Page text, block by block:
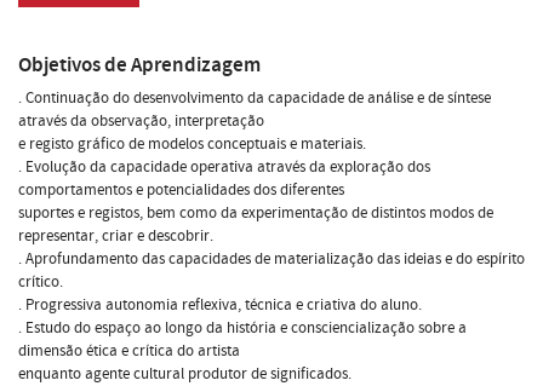
Objetivos de Aprendizagem
. Continuação do desenvolvimento da capacidade de análise e de síntese
através da observação, interpretação
e registo gráfico de modelos conceptuais e materiais.
. Evolução da capacidade operativa através da exploração dos
comportamentos e potencialidades dos diferentes
suportes e registos, bem como da experimentação de distintos modos de
representar, criar e descobrir.
. Aprofundamento das capacidades de materialização das ideias e do espírito
crítico.
. Progressiva autonomia reflexiva, técnica e criativa do aluno.
. Estudo do espaço ao longo da história e consciencialização sobre a
dimensão ética e crítica do artista
enquanto agente cultural produtor de significados.